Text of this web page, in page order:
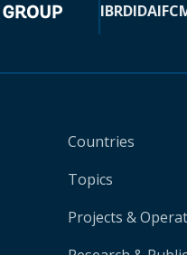
IBRDIDAIFC
Countries
Topics
Projects &